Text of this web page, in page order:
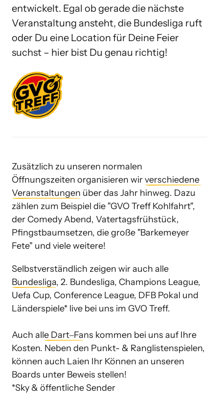
entwickelt. Egal ob gerade die nächste
Veranstaltung ansteht, die Bundesliga ruft
oder Du eine Location für Deine Feier
suchst – hier bist Du genau richtig!
Zusätzlich zu unseren normalen
Öffnungszeiten organisieren wir
Veranstaltungen über das Jahr hinweg. Dazu
zählen zum Beispiel die "GVO Treff Kohlfahrt",
der Comedy Abend, Vatertagsfrühstück,
Pfingstbaumsetzen, die große "Barkemeyer
Fete" und viele weitere!
Bundesliga, 2. Bundesliga, Champions League,
Uefa Cup, Conference League, DFB Pokal und
Länderspiele* live bei uns im GVO Treff.
Auch alle Dart‒Fans kommen bei uns auf Ihre
Kosten. Neben den Punkt- & Ranglistenspielen,
können auch Laien Ihr Können an unseren
Boards unter Beweis stellen!
*Sky & öffentliche Sender